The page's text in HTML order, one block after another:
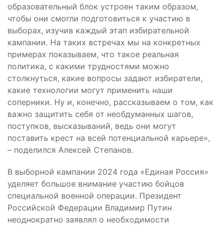
образовательный блок устроен таким образом,
чтобы они смогли подготовиться к участию в
выборах, изучив каждый этап избирательной
кампании. На таких встречах мы на конкретных
примерах показываем, что такое реальная
политика, с какими трудностями можно
столкнуться, какие вопросы задают избиратели,
какие технологии могут применить наши
соперники. Ну и, конечно, рассказываем о том, как
важно защитить себя от необдуманных шагов,
поступков, высказываний, ведь они могут
поставить крест на всей потенциальной карьере»,
– поделился Алексей Степанов.
В выборной кампании 2024 года «Единая Россия»
уделяет большое внимание участию бойцов
специальной военной операции. Президент
Российской Федерации Владимир Путин
неоднократно заявлял о необходимости